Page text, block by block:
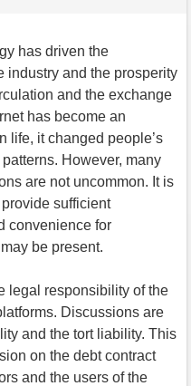
has driven the
industry and the prosperity
and the exchange
has become an
life, it changed people’s
However, many
are not uncommon. It is
sufficient
convenience for
be present.
legal responsibility of the
Discussions are
and the tort liability. This
on the debt contract
and the users of the